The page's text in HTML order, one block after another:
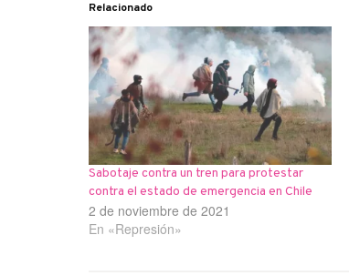
Relacionado
Sabotaje contra un tren para protestar
contra el estado de emergencia en Chile
2 de noviembre de 2021
En «Represión»